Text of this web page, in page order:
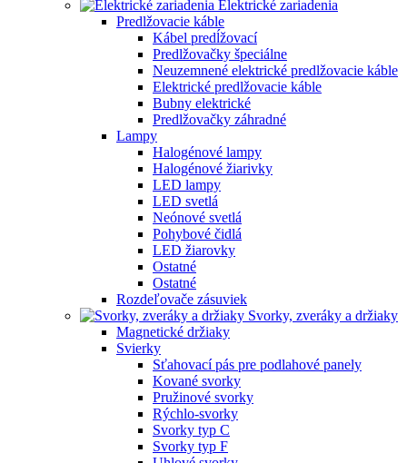
Elektrické zariadenia
Predlžovacie káble
Kábel predĺžovací
Predlžovačky špeciálne
Neuzemnené elektrické predlžovacie káble
Elektrické predlžovacie káble
Bubny elektrické
Predlžovačky záhradné
Lampy
Halogénové lampy
Halogénové žiarivky
LED lampy
LED svetlá
Neónové svetlá
Pohybové čidlá
LED žiarovky
Ostatné
Ostatné
Rozdeľovače zásuviek
Svorky, zveráky a držiaky
Magnetické držiaky
Svierky
Sťahovací pás pre podlahové panely
Kované svorky
Pružinové svorky
Rýchlo-svorky
Svorky typ C
Svorky typ F